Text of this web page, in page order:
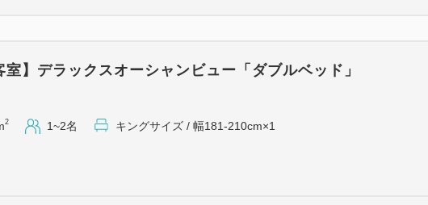
障するものではありません。
★クレジット決済後に予約内容のご変更（ご
生じた場合には、予約の取り直し（キャンセ
室】デラックスオーシャンビュー「ダブルベッド」
2 1~2名 キングサイズ / 幅181-210cm×1